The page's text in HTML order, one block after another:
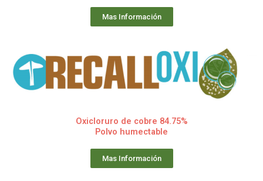
Mas Información
Oxicloruro de cobre 84.75%
Polvo humectable
Mas Información